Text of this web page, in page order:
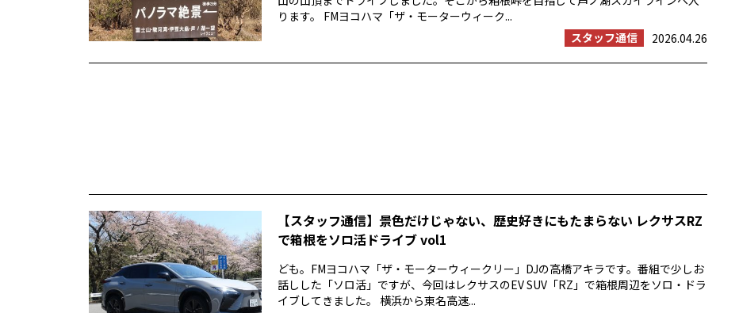
ります。 FMヨコハマ「ザ・モーターウィーク...
スタッフ通信
2026.04.26
【スタッフ通信】景色だけじゃない、歴史好きにもたまらない レクサスRZ
で箱根をソロ活ドライブ vol1
ども。FMヨコハマ「ザ・モーターウィークリー」DJの高橋アキラです。番組で少しお
話しした「ソロ活」ですが、今回はレクサスのEV SUV「RZ」で箱根周辺をソロ・ドラ
イブしてきました。 横浜から東名高速...